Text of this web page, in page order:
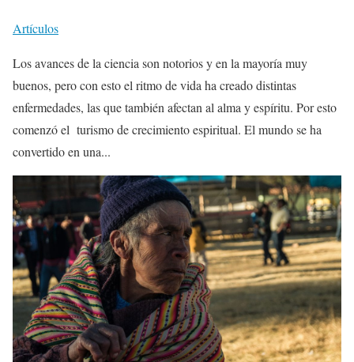
Artículos
Los avances de la ciencia son notorios y en la mayoría muy
buenos, pero con esto el ritmo de vida ha creado distintas
enfermedades, las que también afectan al alma y espíritu. Por esto
comenzó el turismo de crecimiento espiritual. El mundo se ha
convertido en una...